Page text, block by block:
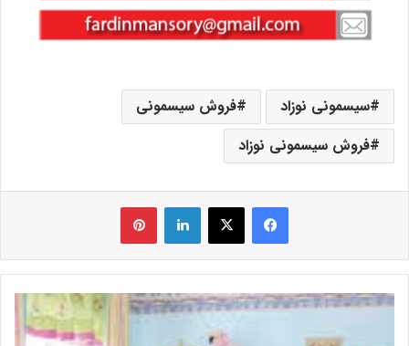
سیسمونی نوزاد
فروش سیسمونی
فروش سیسمونی نوزاد
فیس بوک X لینکدین ‫پین‌ترست